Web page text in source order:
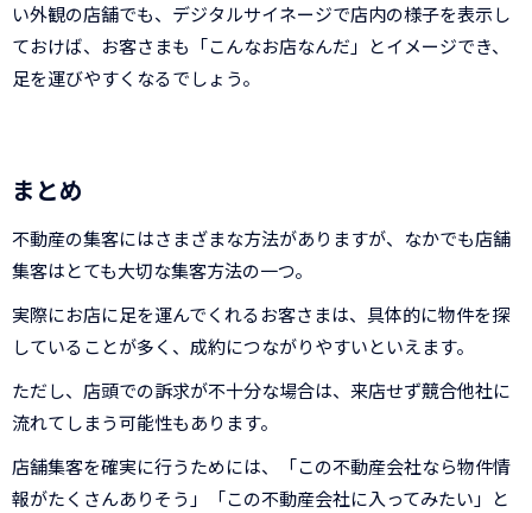
い外観の店舗でも、デジタルサイネージで店内の様子を表示し
ておけば、お客さまも「こんなお店なんだ」とイメージでき、
足を運びやすくなるでしょう。
まとめ
不動産の集客にはさまざまな方法がありますが、なかでも店舗
集客はとても大切な集客方法の一つ。
実際にお店に足を運んでくれるお客さまは、具体的に物件を探
していることが多く、成約につながりやすいといえます。
ただし、店頭での訴求が不十分な場合は、来店せず競合他社に
流れてしまう可能性もあります。
店舗集客を確実に行うためには、「この不動産会社なら物件情
報がたくさんありそう」「この不動産会社に入ってみたい」と